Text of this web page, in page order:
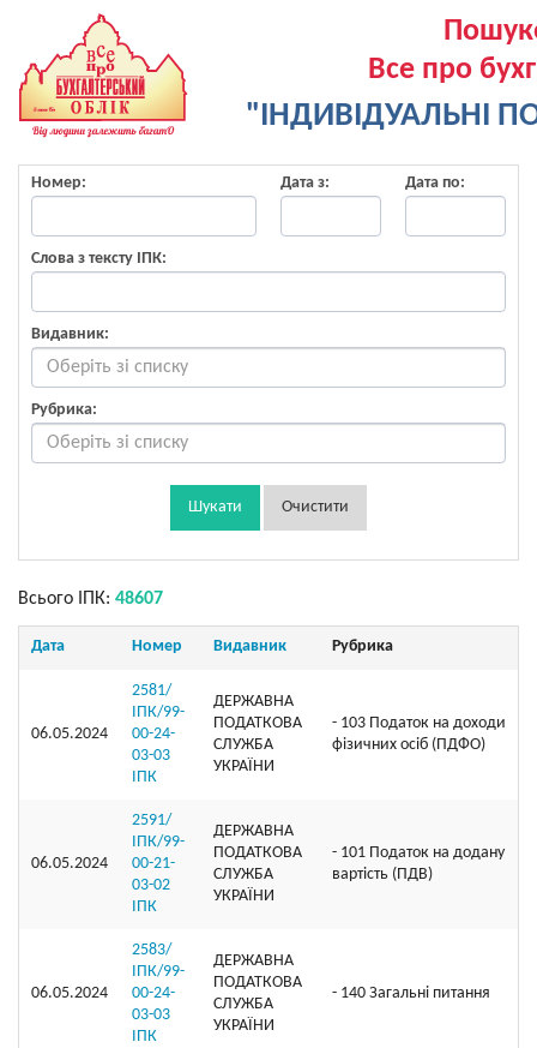
Все про
"ІНДИВІДУАЛЬНІ
Номер: Дата з: Дата по:
Слова з тексту ІПК:
Видавник:
Рубрика:
Шукати Очистити
Всього ІПК: 48607
Дата Номер Видавник Рубрика
06.05.2024
2581/
ІПК/99-
00-24-
03-03
ІПК
ДЕРЖАВНА
ПОДАТКОВА
СЛУЖБА
УКРАЇНИ
- 103 Податок на доходи
фізичних осіб (ПДФО)
06.05.2024
2591/
ІПК/99-
00-21-
03-02
ІПК
ДЕРЖАВНА
ПОДАТКОВА
СЛУЖБА
УКРАЇНИ
- 101 Податок на додану
вартість (ПДВ)
06.05.2024
2583/
ІПК/99-
00-24-
03-03
ІПК
ДЕРЖАВНА
ПОДАТКОВА
СЛУЖБА
УКРАЇНИ
- 140 Загальні питання